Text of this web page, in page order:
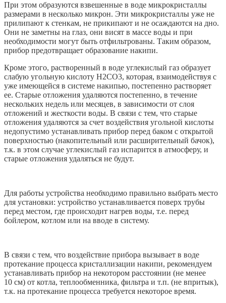
При этом образуются взвешенные в воде микрокристаллы
размерами в несколько микрон. Эти микрокристаллы уже не
прилипают к стенкам, не прикипают и не осаждаются на дно.
Они не заметны на глаз, они висят в массе воды и при
необходимости могут быть отфильтрованы. Таким образом,
прибор предотвращает образование накипи.
Кроме этого, растворенный в воде углекислый газ образует
слабую угольную кислоту H2CO3, которая, взаимодействуя с
уже имеющейся в системе накипью, постепенно растворяет
ее. Старые отложения удаляются постепенно, в течение
нескольких недель или месяцев, в зависимости от слоя
отложений и жесткости воды. В связи с тем, что старые
отложения удаляются за счет воздействия угольной кислоты
недопустимо устанавливать прибор перед баком с открытой
поверхностью (накопительный или расширительный бачок),
т.к. в этом случае углекислый газ испарится в атмосферу, и
старые отложения удаляться не будут.
Для работы устройства необходимо правильно выбрать место
для установки: устройство устанавливается поверх трубы
перед местом, где происходит нагрев воды, т.е. перед
бойлером, котлом или на вводе в систему.
В связи с тем, что воздействие прибора вызывает в воде
протекание процесса кристаллизации накипи, рекомендуем
устанавливать прибор на некотором расстоянии (не менее
10 см) от котла, теплообменника, фильтра и т.п. (не впритык),
т.к. на протекание процесса требуется некоторое время.